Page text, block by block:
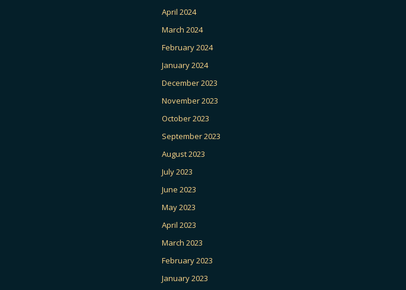
April 2024
March 2024
February 2024
January 2024
December 2023
November 2023
October 2023
September 2023
August 2023
July 2023
June 2023
May 2023
April 2023
March 2023
February 2023
January 2023